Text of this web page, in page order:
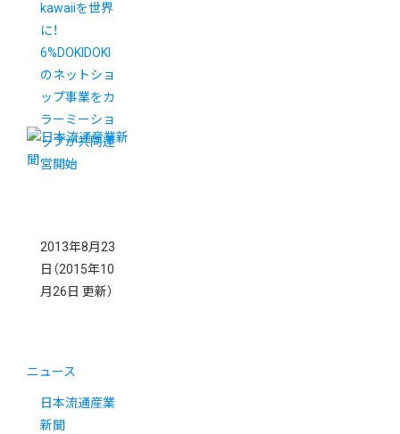
kawaiiを世界
に！
6%DOKIDOKI
のネットショ
ップ事業をカ
ラーミーショ
ップが共同運
営開始
2013年8月23
日 （2015年10
月26日 更新）
ニュース
日本流通産業
新聞